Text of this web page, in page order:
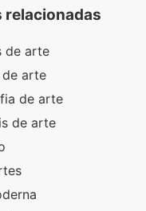
relacionadas
de arte
de arte
de arte
de arte